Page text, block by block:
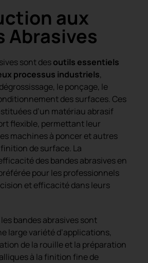
aux
Abrasives
sont desoutils essentiels
processus industriels,
le ponçage, le
des surfaces. Ces
d’un matériau abrasif
flexible, permettant leur
machines à poncer et autres
de surface. La
des bandes abrasives en
pour les professionnels
et efficacité dans leurs
bandes abrasives sont
large variété d’applications,
de la rouille et la préparation
à la finition fine de